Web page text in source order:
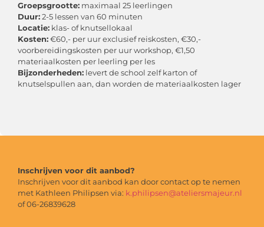
Groepsgrootte: maximaal 25 leerlingen
Duur:2-5 lessen van 60 minuten
Locatie: klas- of knutsellokaal
Kosten:€60,- per uur exclusief reiskosten, €30,-
voorbereidingskosten per uur workshop, €1,50
materiaalkosten per leerling per les
Bijzonderheden: levert de school zelf karton of
knutselspullen aan, dan worden de materiaalkosten lager
Inschrijven voor dit aanbod?
Inschrijven voor dit aanbod kan door contact op te nemen
met Kathleen Philipsen via: k.philipsen@ateliersmajeur.nl
of 06-26839628